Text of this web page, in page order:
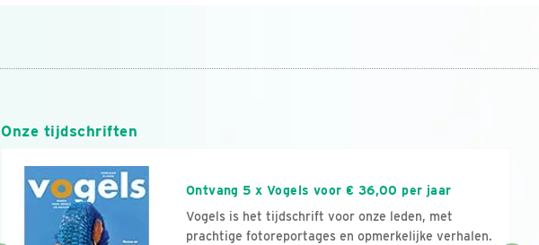
Onze tijdschriften
Ontvang 5 x Vogels voor € 36,00 per jaar
Vogels is het tijdschrift voor onze leden, met
prachtige fotoreportages en opmerkelijke verhalen.